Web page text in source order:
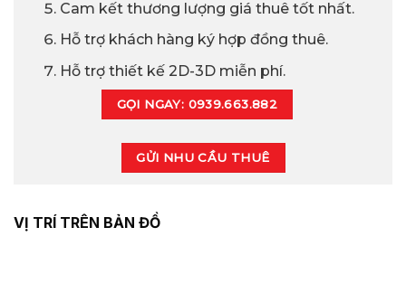
Cam kết thương lượng giá thuê tốt nhất.
Hỗ trợ khách hàng ký hợp đồng thuê.
Hỗ trợ thiết kế 2D-3D miễn phí.
GỌI NGAY: 0939.663.882
GỬI NHU CẦU THUÊ
VỊ TRÍ TRÊN BẢN ĐỒ